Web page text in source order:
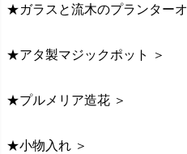
★ガラスと流木のプランター
★アタ製マジックポット ＞
★プルメリア造花 ＞
★小物入れ ＞